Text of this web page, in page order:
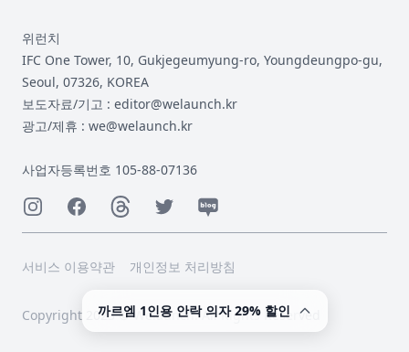
위런치
IFC One Tower, 10, Gukjegeumyung-ro, Youngdeungpo-gu,
Seoul, 07326, KOREA
보도자료/기고 : editor@welaunch.kr
광고/제휴 : we@welaunch.kr
사업자등록번호 105-88-07136
InstagramFacebookThreadsTwitterNaver
서비스 이용약관 개인정보 처리방침
Copyright 2023 © Welaunch. All Rights Reserved
까르엠 1인용 안락 의자 29% 할인